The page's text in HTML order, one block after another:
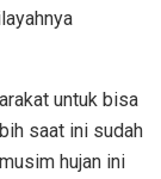
untuk bisa
saat ini sudah
hujan ini